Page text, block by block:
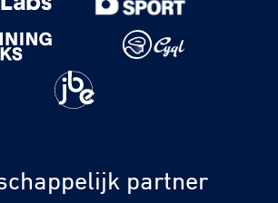
partner